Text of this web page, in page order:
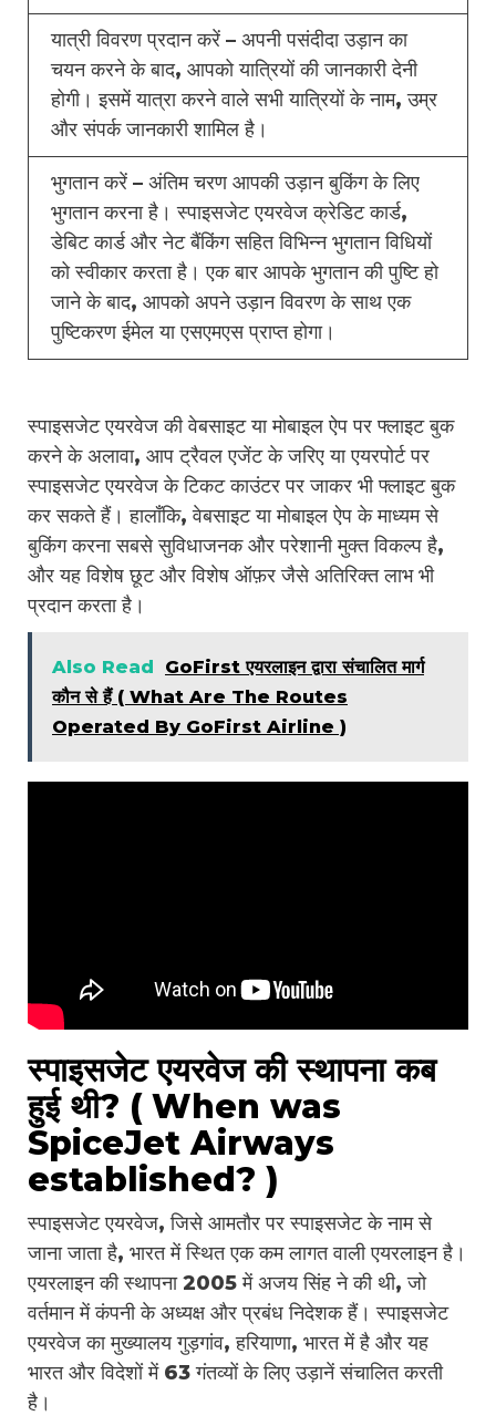
यात्री विवरण प्रदान करें – अपनी पसंदीदा उड़ान का
चयन करने के बाद, आपको यात्रियों की जानकारी देनी
होगी। इसमें यात्रा करने वाले सभी यात्रियों के नाम, उम्र
और संपर्क जानकारी शामिल है।
भुगतान करें – अंतिम चरण आपकी उड़ान बुकिंग के लिए
भुगतान करना है। स्पाइसजेट एयरवेज क्रेडिट कार्ड,
डेबिट कार्ड और नेट बैंकिंग सहित विभिन्न भुगतान विधियों
को स्वीकार करता है। एक बार आपके भुगतान की पुष्टि हो
जाने के बाद, आपको अपने उड़ान विवरण के साथ एक
पुष्टिकरण ईमेल या एसएमएस प्राप्त होगा।
स्पाइसजेट एयरवेज की वेबसाइट या मोबाइल ऐप पर फ्लाइट बुक
करने के अलावा, आप ट्रैवल एजेंट के जरिए या एयरपोर्ट पर
स्पाइसजेट एयरवेज के टिकट काउंटर पर जाकर भी फ्लाइट बुक
कर सकते हैं। हालाँकि, वेबसाइट या मोबाइल ऐप के माध्यम से
बुकिंग करना सबसे सुविधाजनक और परेशानी मुक्त विकल्प है,
और यह विशेष छूट और विशेष ऑफ़र जैसे अतिरिक्त लाभ भी
प्रदान करता है।
Also Read
GoFirst एयरलाइन द्वारा संचालित मार्ग
कौन से हैं ( What Are The Routes
Operated By GoFirst Airline )
स्पाइसजेट एयरवेज की स्थापना कब
हुई थी? ( When was
SpiceJet Airways
established? )
स्पाइसजेट एयरवेज, जिसे आमतौर पर स्पाइसजेट के नाम से
जाना जाता है, भारत में स्थित एक कम लागत वाली एयरलाइन है।
एयरलाइन की स्थापना 2005 में अजय सिंह ने की थी, जो
वर्तमान में कंपनी के अध्यक्ष और प्रबंध निदेशक हैं। स्पाइसजेट
एयरवेज का मुख्यालय गुड़गांव, हरियाणा, भारत में है और यह
भारत और विदेशों में 63 गंतव्यों के लिए उड़ानें संचालित करती
है।